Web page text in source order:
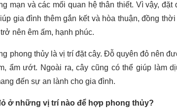
mạn và các mối quan hệ thân thiết. Vì vậy, đặt
gia đình thêm gắn kết và hòa thuận, đồng
nên êm ấm, hạnh phúc.
phong thủy là vị trí đặt cây. Đỗ quyên đỏ nên
ẩm ướt. Ngoài ra, cây cũng có thể giúp làm
đến sự an lành cho gia đình.
ở những vị trí nào để hợp phong thủy?